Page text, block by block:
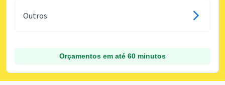
Outros
Orçamentos em até 60 minutos